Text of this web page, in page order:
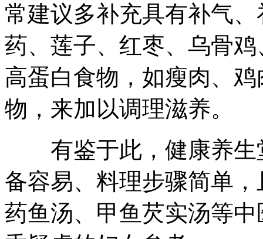
常建议多补充具有补气
药、莲子、红枣、乌骨
高蛋白食物，如瘦肉、
物，来加以调理滋养。
有鉴于此，健康养生
备容易、料理步骤简单
药鱼汤、甲鱼芡实汤等